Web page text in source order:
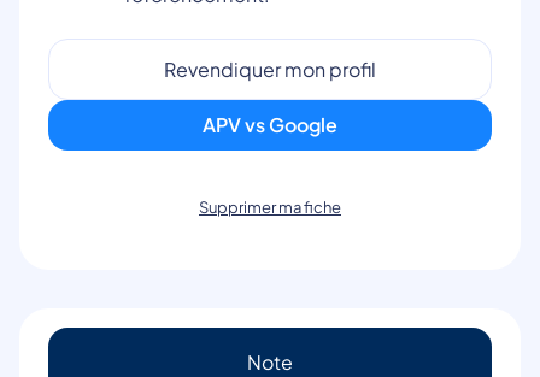
Revendiquer mon profil
APV vs Google
Supprimer ma fiche
Note